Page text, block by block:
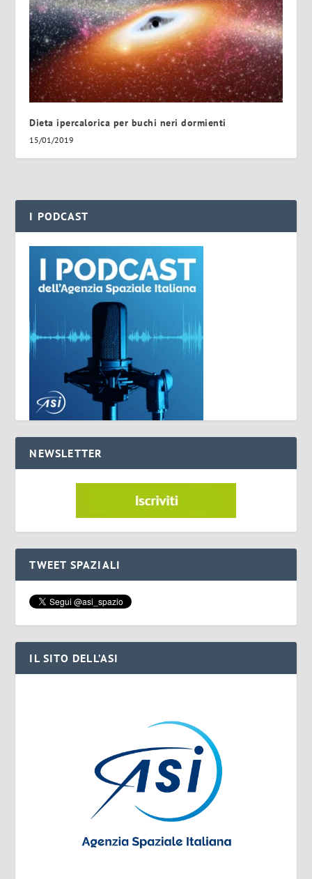
Dieta ipercalorica per buchi neri dormienti
15/01/2019
I PODCAST
NEWSLETTER
TWEET SPAZIALI
IL SITO DELL’ASI